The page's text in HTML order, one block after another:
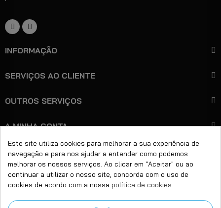
INFORMAÇÃO
SERVIÇOS AO CLIENTE
OUTROS SERVIÇOS
A MINHA CONTA
Ligue-nos:+351 221 450 599
Horário:Seg - Sex das 9:00 às 18:00h
Este site utiliza cookies para melhorar a sua experiência de
navegação e para nos ajudar a entender como podemos
melhorar os nossos serviços. Ao clicar em "Aceitar" ou ao
continuar a utilizar o nosso site, concorda com o uso de
cookies de acordo com a nossa política de cookies.